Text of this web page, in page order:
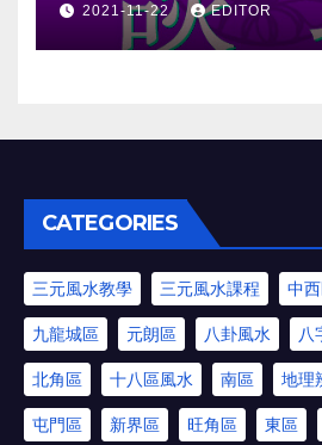
2021-11-22 EDITOR
CATEGORIES
三元風水教學 三元風水課程 中
九龍城區 元朗區 八卦風水 八
北角區 十八區風水 南區 地理
屯門區 新界區 旺角區 東區